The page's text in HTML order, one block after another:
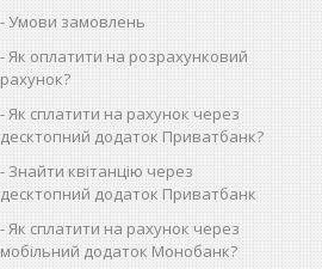
Умови замовлень
Як оплатити на розрахунковий
рахунок?
Як cплатити на рахунок через
десктопний додаток Приватбанк?
Знайти квітанцію через
десктопний додаток Приватбанк
Як сплатити на рахунок через
мобільний додаток Монобанк?